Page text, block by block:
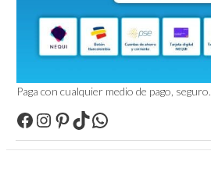
Paga con cualquier medio de pago, seguro.
Facebook
Instagram
Pinterest
TikTokWhatsApp